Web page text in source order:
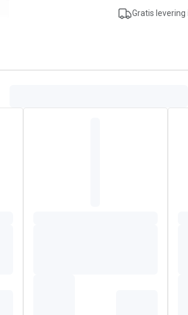
effectief het
en stralender
Gratis levering